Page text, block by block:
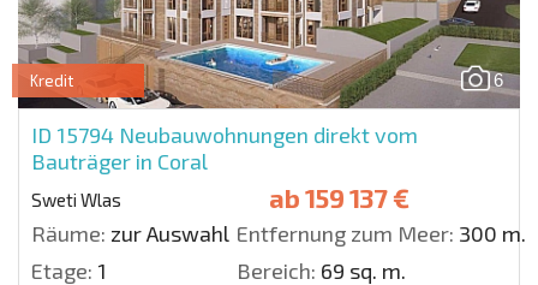
6
Kredit
ID 15794 Neubauwohnungen direkt vom
Bauträger in Coral
Sweti Wlas ab159 137 €
Räume: zur Auswahl Entfernung zum Meer: 300 m.
Etage: 1 Bereich: 69 sq. m.